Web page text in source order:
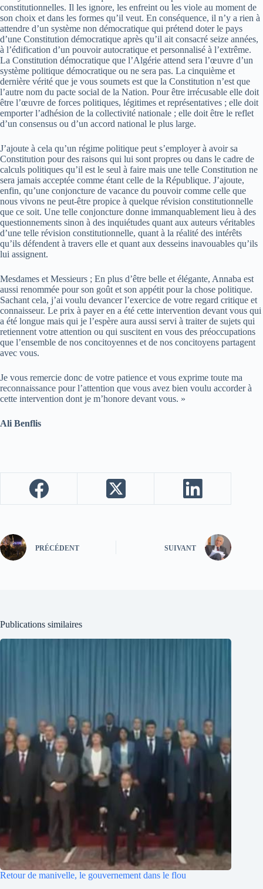
constitutionnelles. Il les ignore, les enfreint ou les viole au moment de
son choix et dans les formes qu’il veut. En conséquence, il n’y a rien à
attendre d’un système non démocratique qui prétend doter le pays
d’une Constitution démocratique après qu’il ait consacré seize années,
à l’édification d’un pouvoir autocratique et personnalisé à l’extrême.
La Constitution démocratique que l’Algérie attend sera l’œuvre d’un
système politique démocratique ou ne sera pas. La cinquième et
dernière vérité que je vous soumets est que la Constitution n’est que
l’autre nom du pacte social de la Nation. Pour être irrécusable elle doit
être l’œuvre de forces politiques, légitimes et représentatives ; elle doit
emporter l’adhésion de la collectivité nationale ; elle doit être le reflet
d’un consensus ou d’un accord national le plus large.
J’ajoute à cela qu’un régime politique peut s’employer à avoir sa
Constitution pour des raisons qui lui sont propres ou dans le cadre de
calculs politiques qu’il est le seul à faire mais une telle Constitution ne
sera jamais acceptée comme étant celle de la République. J’ajoute,
enfin, qu’une conjoncture de vacance du pouvoir comme celle que
nous vivons ne peut­-être propice à quelque révision constitutionnelle
que ce soit. Une telle conjoncture donne immanquablement lieu à des
questionnements sinon à des inquiétudes quant aux auteurs véritables
d’une telle révision constitutionnelle, quant à la réalité des intérêts
qu’ils défendent à travers elle et quant aux desseins inavouables qu’ils
lui assignent.
Mesdames et Messieurs ; En plus d’être belle et élégante, Annaba est
aussi renommée pour son goût et son appétit pour la chose politique.
Sachant cela, j’ai voulu devancer l’exercice de votre regard critique et
connaisseur. Le prix à payer en a été cette intervention devant vous qui
a été longue mais qui je l’espère aura aussi servi à traiter de sujets qui
retiennent votre attention ou qui suscitent en vous des préoccupations
que l’ensemble de nos concitoyennes et de nos concitoyens partagent
avec vous.
Je vous remercie donc de votre patience et vous exprime toute ma
reconnaissance pour l’attention que vous avez bien voulu accorder à
cette intervention dont je m’honore devant vous. »
Ali Benflis
PRÉCÉDENT SUIVANT
Publications similaires
Retour de manivelle, le gouvernement dans le flou